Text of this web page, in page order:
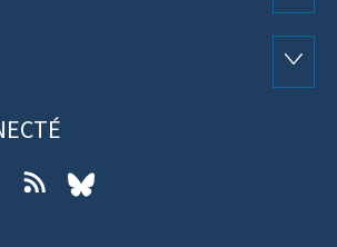
InstagramRSS